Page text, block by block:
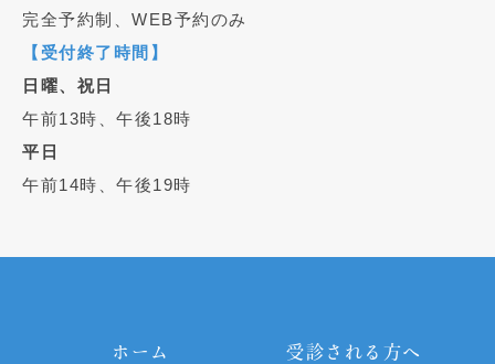
完全予約制、WEB予約のみ
【受付終了時間】
日曜、祝日
午前13時、午後18時
平日
午前14時、午後19時
ホーム 受診される方へ